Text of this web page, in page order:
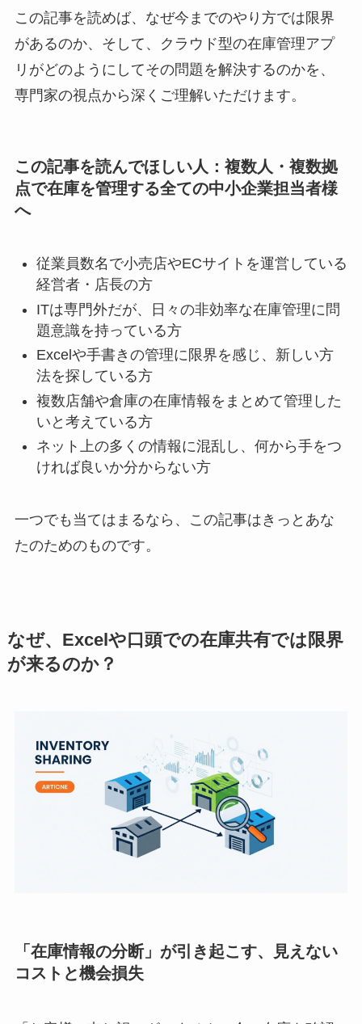
この記事を読めば、なぜ今までのやり方では限界
があるのか、そして、クラウド型の在庫管理アプ
リがどのようにしてその問題を解決するのかを、
専門家の視点から深くご理解いただけます。
この記事を読んでほしい人：複数人・複数拠
点で在庫を管理する全ての中小企業担当者様
へ
従業員数名で小売店やECサイトを運営している
経営者・店長の方
ITは専門外だが、日々の非効率な在庫管理に問
題意識を持っている方
Excelや手書きの管理に限界を感じ、新しい方
法を探している方
複数店舗や倉庫の在庫情報をまとめて管理した
いと考えている方
ネット上の多くの情報に混乱し、何から手をつ
ければ良いか分からない方
一つでも当てはまるなら、この記事はきっとあな
たのためのものです。
なぜ、Excelや口頭での在庫共有では限界
が来るのか？
「在庫情報の分断」が引き起こす、見えない
コストと機会損失